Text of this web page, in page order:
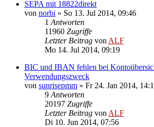
SEPA mit 18822direkt
von norbi » So 13. Jul 2014, 09:46
1 Antworten
11960 Zugriffe
Letzter Beitrag von ALF
Mo 14. Jul 2014, 09:19
BIC und IBAN fehlen bei
Verwendungszweck
von sunrisepmm » Fr 24. Jan 2014,
9 Antworten
20197 Zugriffe
Letzter Beitrag von ALF
Di 10. Jun 2014, 07:56